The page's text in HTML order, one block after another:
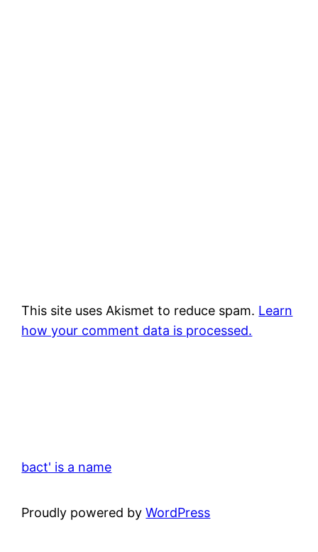
This site uses Akismet to reduce spam. Learn
how your comment data is processed.
bact' is a name
Proudly powered byWordPress